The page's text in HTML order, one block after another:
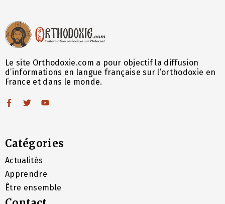
Le site Orthodoxie.com a pour objectif la diffusion
d’informations en langue française sur l’orthodoxie en
France et dans le monde.
Catégories
Actualités
Apprendre
Être ensemble